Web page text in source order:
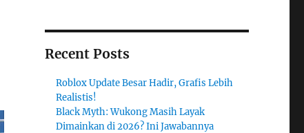
Recent Posts
Roblox Update Besar Hadir, Grafis Lebih
Realistis!
Black Myth: Wukong Masih Layak
Dimainkan di 2026? Ini Jawabannya